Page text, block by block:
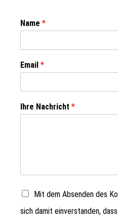
Name *
Email *
Ihre Nachricht *
Mit dem Absenden des
sich damit einverstanden,